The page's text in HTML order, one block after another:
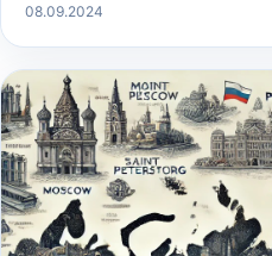
08.09.2024